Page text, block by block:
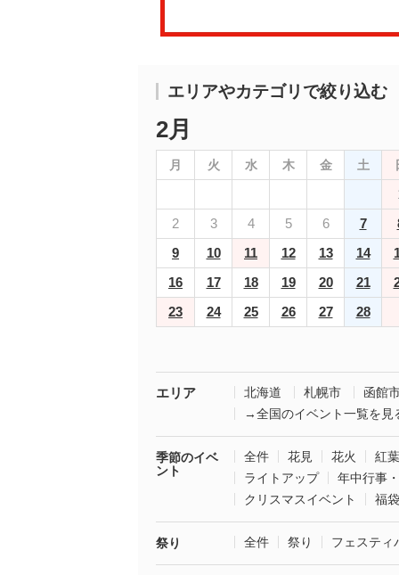
エリアやカテゴリで絞り込む
2月
月 火 水 木 金 土
2
3 4 5 6 7
9
10 11 12 13 14
16
17 18 19 20 21
23
24 25 26 27 28
エリア 北海道 札幌市
函館
→全国のイベント一覧を見
季節のイベ
ント
全件 花見 花火
紅葉
ライトアップ
年中行事
クリスマスイベント
福
祭り 全件 祭り フェスティ